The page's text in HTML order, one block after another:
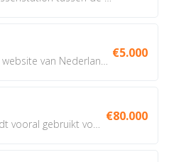
€5.000
€80.000